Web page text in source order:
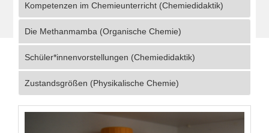
Kompetenzen im Chemieunterricht (Chemiedidaktik)
Die Methanmamba (Organische Chemie)
Schüler*innenvorstellungen (Chemiedidaktik)
Zustandsgrößen (Physikalische Chemie)